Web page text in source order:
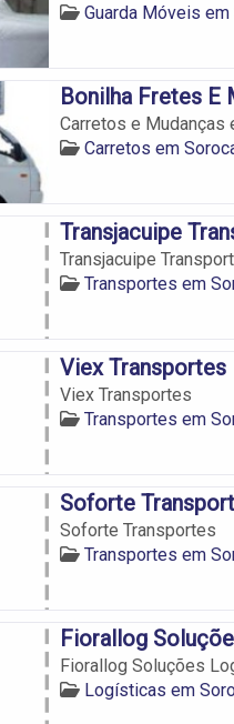
Guarda Móveis
Bonilha Fretes E
Carretos e Mudanças
Carretos em
Transjacuipe
Transjacuipe
Transportes em
Viex Transportes
Viex Transportes
Transportes em
Soforte
Soforte Transportes
Transportes em
Fiorallog
Fiorallog Soluções
Logísticas em